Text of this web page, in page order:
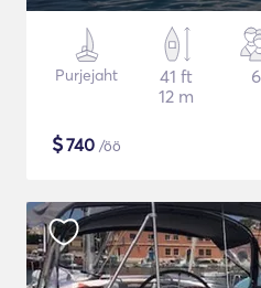
Purjejaht
41 ft
12 m
6
$740 /öö